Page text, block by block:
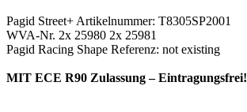
Pagid Street+ Artikelnummer: T8305SP2001
WVA-Nr. 2x 25980 2x 25981
Pagid Racing Shape Referenz: not existing
MIT ECE R90 Zulassung – Eintragungsfrei!